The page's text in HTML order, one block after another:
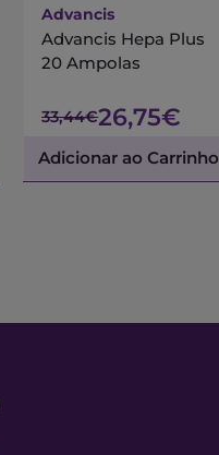
Advancis
Advancis Hepa Plus
20 Ampolas
33,44€26,75€
Adicionar ao Carrinho